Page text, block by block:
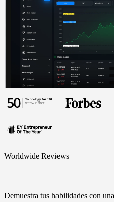
Worldwide Reviews
Demuestra tus habilidades con